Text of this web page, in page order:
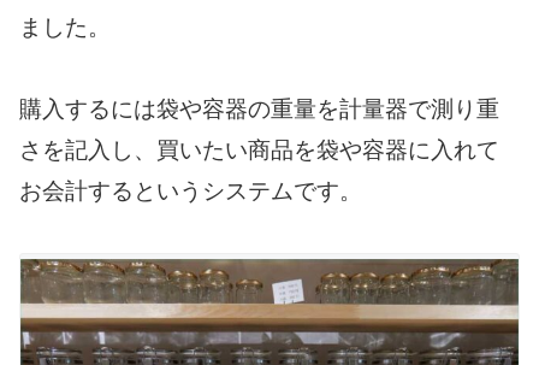
ました。
購入するには袋や容器の重量を計量器で測り重
さを記入し、買いたい商品を袋や容器に入れて
お会計するというシステムです。